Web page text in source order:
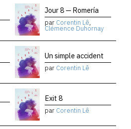
Jour 8 — Romería
par Corentin Lê,
Clémence Duhornay
Un simple accident
par Corentin Lê
Exit 8
par Corentin Lê